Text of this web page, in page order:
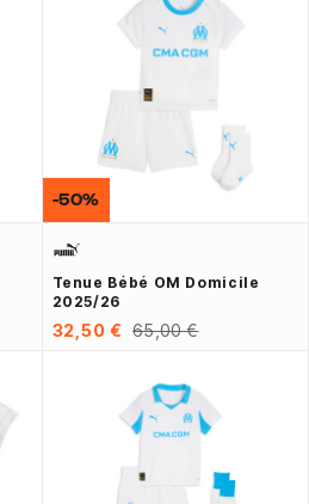
Tenue Bébé OM Domicile
2025/26
32,50 € 65,00 €
-50%